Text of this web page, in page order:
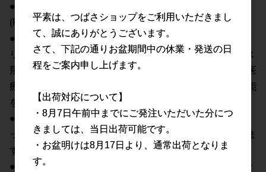
●バクテリア濾過効率(BFE)、ラテックス微粒子遮断効率
(PFE)は99％以上です。
●顔周りにすき間ができにくく、フィットしやすい立体ク
リスタル形状と、防御力の高い4層構造を採用。 ウイルス
飛沫や微粒子を99%カット※するフィルターは、米国の医
療用マスク（サージカルマスク）に使用される材料の性能
を表すASTM F2100-19の基準を満たしています。
●鼻のラインに合わせてぴったりフィットするノーズフィ
ッターで、マスクの隙間を減らし、メガネの曇りを抑えま
す。
●外側は東洋紡株式会社が開発した抗ウイルス性あるヴァ
平素は、つばさショップをご利用いただきまし
て、誠にありがとうございます。
さて、下記の通りお盆期間中の休業・発送の日
程をご案内申し上げます。
【出荷対応について】
・8月7日午前中までにご発注いただいた分につ
きましては、当日出荷可能です。
・お盆明けは8月17日より、通常出荷となりま
す。